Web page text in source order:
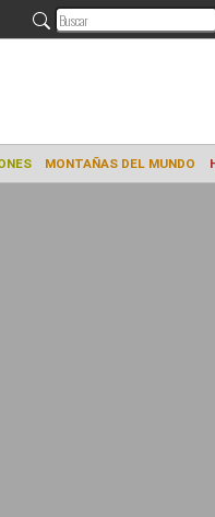
CAPACITACIONES